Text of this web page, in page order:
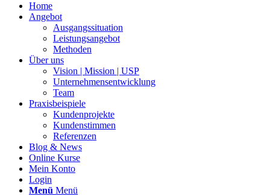
Home
Angebot
Ausgangssituation
Leistungsangebot
Methoden
Über uns
Vision | Mission | USP
Unternehmensentwicklung
Team
Praxisbeispiele
Kundenprojekte
Kundenstimmen
Referenzen
Blog & News
Online Kurse
Mein Konto
Login
Menü Menü